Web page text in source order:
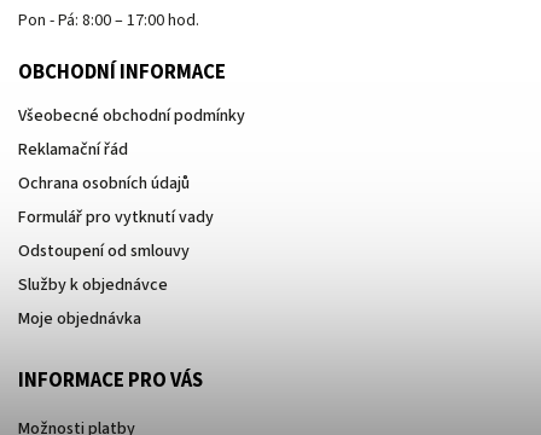
Pon - Pá: 8:00 – 17:00 hod.
OBCHODNÍ INFORMACE
Všeobecné obchodní podmínky
Reklamační řád
Ochrana osobních údajů
Formulář pro vytknutí vady
Odstoupení od smlouvy
Služby k objednávce
Moje objednávka
INFORMACE PRO VÁS
Možnosti platby